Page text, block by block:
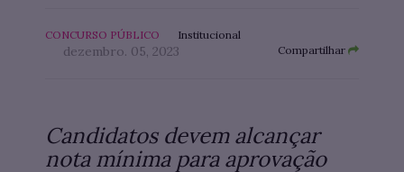
CONCURSO PÚBLICO Institucional
dezembro. 05, 2023 Compartilhar
Candidatos devem alcançar
nota mínima para aprovação